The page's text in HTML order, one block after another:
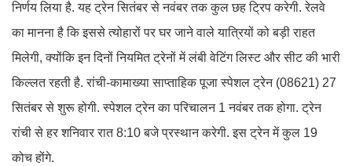
निर्णय लिया है. यह ट्रेन सितंबर से नवंबर तक कुल छह ट्रिप करेगी. रेलवे
का मानना है कि इससे त्योहारों पर घर जाने वाले यात्रियों को बड़ी राहत
मिलेगी, क्योंकि इन दिनों नियमित ट्रेनों में लंबी वेटिंग लिस्ट और सीट की भारी
किल्लत रहती है. रांची-कामाख्या साप्ताहिक पूजा स्पेशल ट्रेन (08621) 27
सितंबर से शुरू होगी. स्पेशल ट्रेन का परिचालन 1 नवंबर तक होगा. ट्रेन
रांची से हर शनिवार रात 8:10 बजे प्रस्थान करेगी. इस ट्रेन में कुल 19
कोच होंगे.